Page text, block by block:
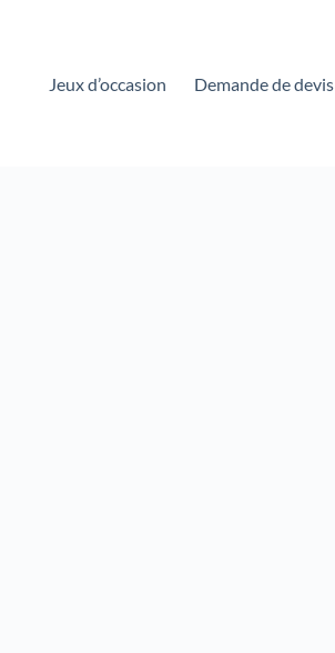
Jeux d’occasion Demande de devis